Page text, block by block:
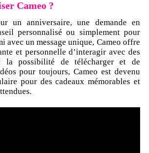
Cameo ?
un anniversaire, une demande en
personnalisé ou simplement pour
avec un message unique, Cameo offre
et personnelle d’interagir avec des
la possibilité de télécharger et de
pour toujours, Cameo est devenu
pour des cadeaux mémorables et